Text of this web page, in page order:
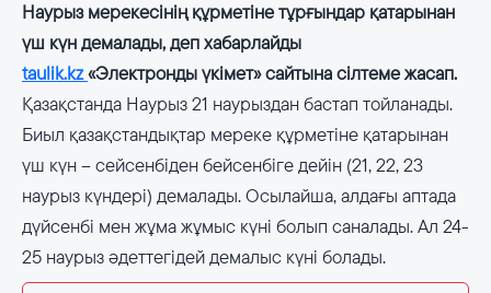
Наурыз мерекесінің құрметіне тұрғындар қатарынан
үш күн демалады, деп хабарлайды
taulik.kz«Электронды үкімет» сайтына сілтеме жасап.
Қазақстанда Наурыз 21 наурыздан бастап тойланады.
Биыл қазақстандықтар мереке құрметіне қатарынан
үш күн – сейсенбіден бейсенбіге дейін (21, 22, 23
наурыз күндері) демалады. Осылайша, алдағы аптада
дүйсенбі мен жұма жұмыс күні болып саналады. Ал 24-
25 наурыз әдеттегідей демалыс күні болады.